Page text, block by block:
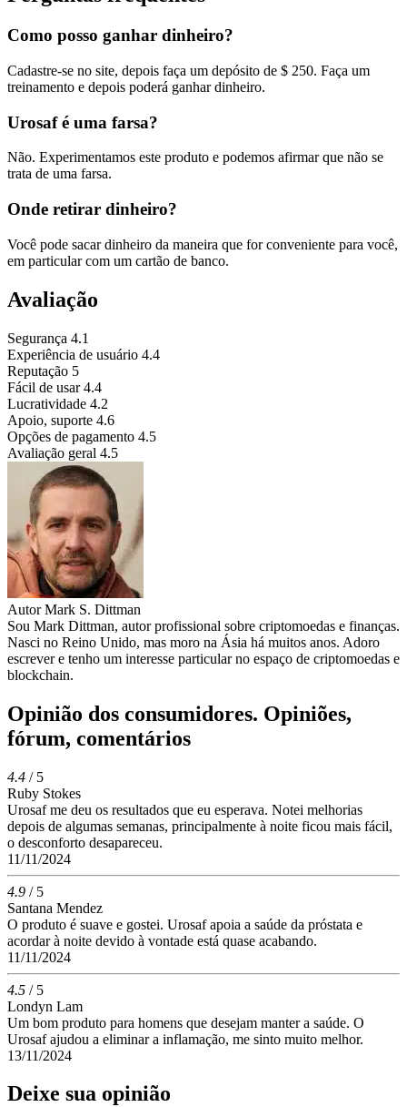
Como posso ganhar dinheiro?
Cadastre-se no site, depois faça um depósito de $ 250. Faça um
treinamento e depois poderá ganhar dinheiro.
Urosaf é uma farsa?
Não. Experimentamos este produto e podemos afirmar que não se
trata de uma farsa.
Onde retirar dinheiro?
Você pode sacar dinheiro da maneira que for conveniente para você,
em particular com um cartão de banco.
Avaliação
Segurança 4.1
Experiência de usuário 4.4
Reputação 5
Fácil de usar 4.4
Lucratividade 4.2
Apoio, suporte 4.6
Opções de pagamento 4.5
Avaliação geral 4.5
Autor Mark S. Dittman
Sou Mark Dittman, autor profissional sobre criptomoedas e finanças.
Nasci no Reino Unido, mas moro na Ásia há muitos anos. Adoro
escrever e tenho um interesse particular no espaço de criptomoedas e
blockchain.
Opinião dos consumidores. Opiniões,
fórum, comentários
4.4 / 5
Ruby Stokes
Urosaf me deu os resultados que eu esperava. Notei melhorias
depois de algumas semanas, principalmente à noite ficou mais fácil,
o desconforto desapareceu.
11/11/2024
4.9 / 5
Santana Mendez
O produto é suave e gostei. Urosaf apoia a saúde da próstata e
acordar à noite devido à vontade está quase acabando.
11/11/2024
4.5 / 5
Londyn Lam
Um bom produto para homens que desejam manter a saúde. O
Urosaf ajudou a eliminar a inflamação, me sinto muito melhor.
13/11/2024
Deixe sua opinião